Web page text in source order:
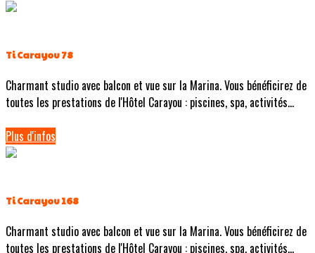
Ti Carayou 78
Charmant studio avec balcon et vue sur la Marina. Vous bénéficirez de
toutes les prestations de l'Hôtel Carayou : piscines, spa, activités...
Plus d'infos
Ti Carayou 168
Charmant studio avec balcon et vue sur la Marina. Vous bénéficirez de
toutes les prestations de l'Hôtel Carayou : piscines, spa, activités...